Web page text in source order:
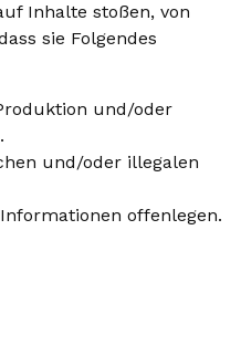
Inhalte stoßen, von
sie Folgendes
und/oder
und/oder illegalen
offenlegen.